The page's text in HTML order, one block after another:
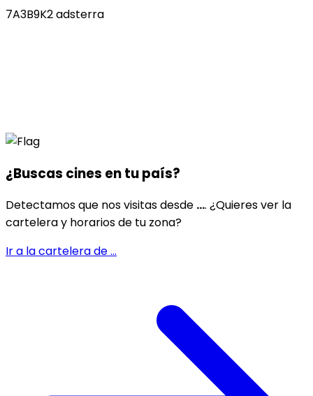
7A3B9K2 adsterra
¿Buscas cines entu país?
Detectamos que nos visitas desde .... ¿Quieres ver la
cartelera y horarios de tu zona?
Ir a la cartelera de...